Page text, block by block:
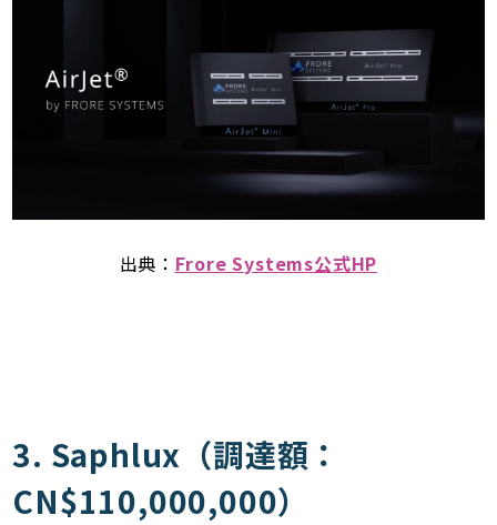
出典： Frore Systems公式HP
3. Saphlux（調達額：
CN$110,000,000）